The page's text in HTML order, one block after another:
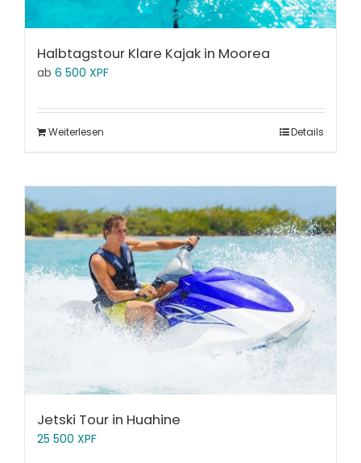
Halbtagstour Klare Kajak in Moorea
ab 6 500 XPF
Weiterlesen Details
Jetski Tour in Huahine
25 500 XPF